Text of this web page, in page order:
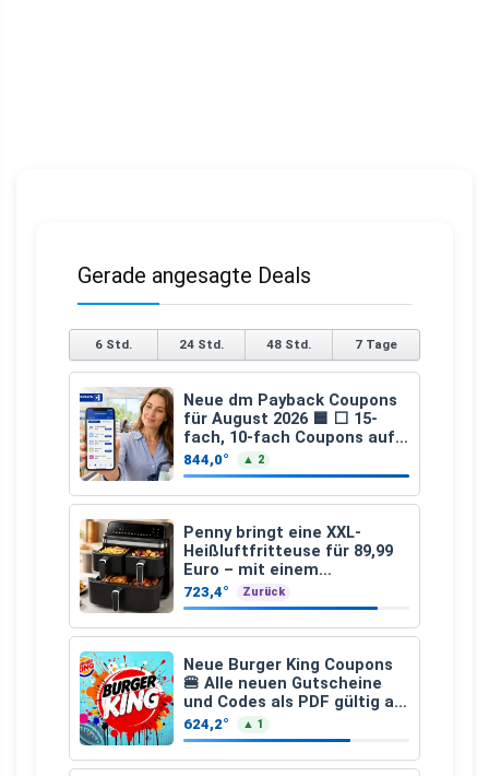
Gerade angesagte Deals
6 Std. 24 Std. 48 Std. 7 Tage
Neue dm Payback Coupons
für August 2026 🟦 ⬜ 15-
fach, 10-fach Coupons auf
den gesamten Einkauf ab 2
€
844,0° ▲ 2
Penny bringt eine XXL-
Heißluftfritteuse für 89,99
Euro – mit einem
besonderen Vorteil
723,4° Zurück
Neue Burger King Coupons
🍔 Alle neuen Gutscheine
und Codes als PDF gültig ab
25.07.2026 bis 04.09.2026
624,2° ▲ 1